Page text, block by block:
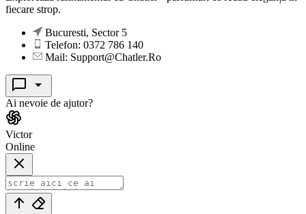
fiecare strop.
Bucuresti, Sector 5
Telefon: 0372 786 140
Mail: Support@Chatler.Ro
Ai nevoie de ajutor?
Victor
Online